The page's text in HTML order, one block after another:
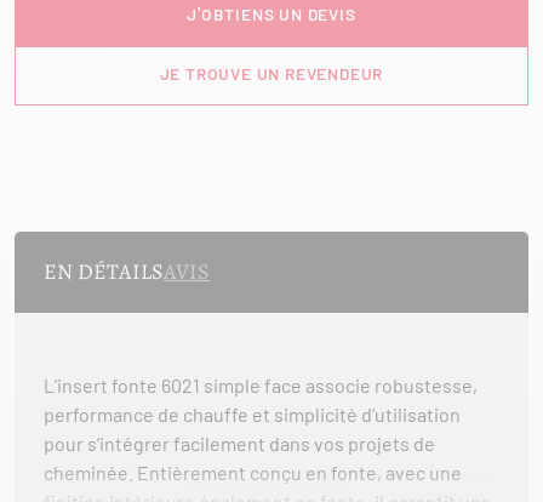
J'OBTIENS UN DEVIS
JE TROUVE UN REVENDEUR
EN DÉTAILSAVIS
L’insert fonte 6021 simple face associe robustesse,
performance de chauffe et simplicité d’utilisation
pour s’intégrer facilement dans vos projets de
cheminée. Entièrement conçu en fonte, avec une